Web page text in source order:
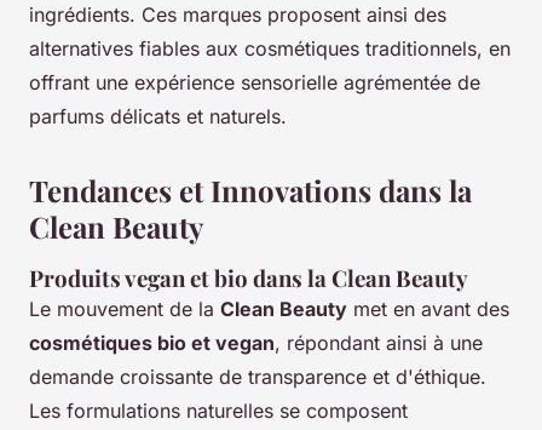
ingrédients. Ces marques proposent ainsi des
alternatives fiables aux cosmétiques traditionnels, en
offrant une expérience sensorielle agrémentée de
parfums délicats et naturels.
Tendances et Innovations dans la
Clean Beauty
Produits vegan et bio dans la Clean Beauty
Le mouvement de la Clean Beauty met en avant des
cosmétiques bio et vegan, répondant ainsi à une
demande croissante de transparence et d'éthique.
Les formulations naturelles se composent